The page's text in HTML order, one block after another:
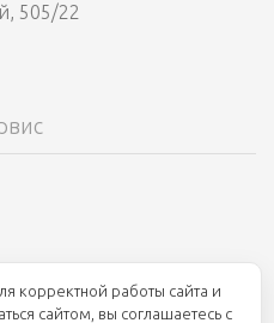
505/22
1945
корректной работы сайта и
сайтом, вы соглашаетесь с